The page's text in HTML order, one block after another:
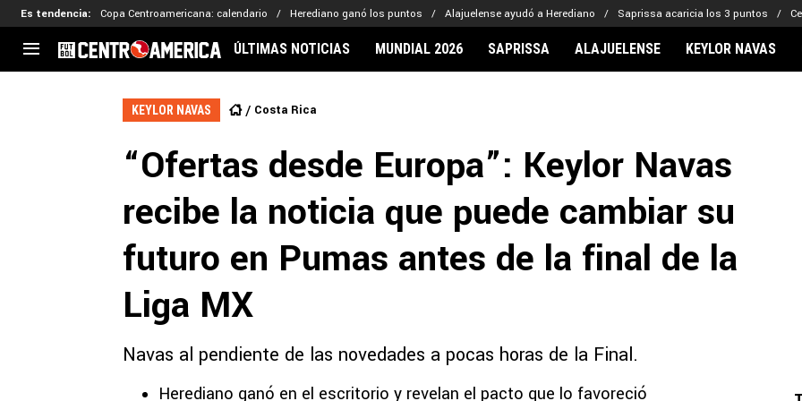
Es tendencia: Copa Centroamericana: calendario Herediano ganó los puntos Alajuelense ayudó a Herediano Saprissa acaricia los 3 puntos
CENTROAMÉRICA
CONCACAF
Liga de Naciones
Copa de Campeones
MLS
Kervin Arriaga
Adalberto Carrasquilla
Nathaniel Méndez-Laing
Alajuelense
Herediano
Comunicaciones
Olimpia
Noticias
Real Madrid
ÚLTIMAS NOTICIAS MUNDIAL 2026 SAPRISSA ALAJUELENSE KEYLOR NAVAS
KEYLOR NAVAS Costa Rica
“Ofertas desde Europa”: Keylor Navas
recibe la noticia que puede cambiar su
futuro en Pumas antes de la final de la
Liga MX
Navas al pendiente de las novedades a pocas horas de la Final.
Herediano ganó en el escritorio y revelan el pacto que lo favoreció